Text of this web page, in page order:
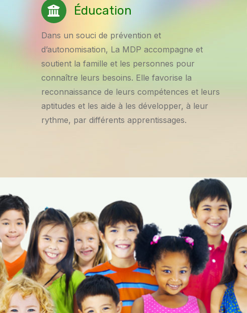
Éducation
Dans un souci de prévention et
d’autonomisation, La MDP accompagne et
soutient la famille et les personnes pour
connaître leurs besoins. Elle favorise la
reconnaissance de leurs compétences et leurs
aptitudes et les aide à les développer, à leur
rythme, par différents apprentissages.